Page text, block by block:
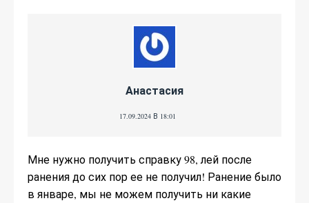
Анастасия
17.09.2024 В 18:01
Мне нужно получить справку 98, лей после
ранения до сих пор ее не получил! Ранение было
в январе, мы не можем получить ни какие